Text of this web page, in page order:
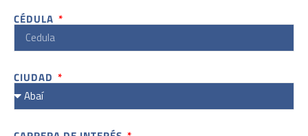
CÉDULA
CIUDAD